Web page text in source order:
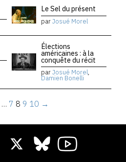
Le Sel du présent
parJosué Morel
Élections
américaines : à la
conquête du récit
parJosué Morel,
Damien Bonelli
… 7 8 9 10 →